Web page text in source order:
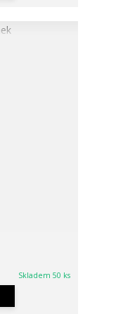
Skladem 50 ks